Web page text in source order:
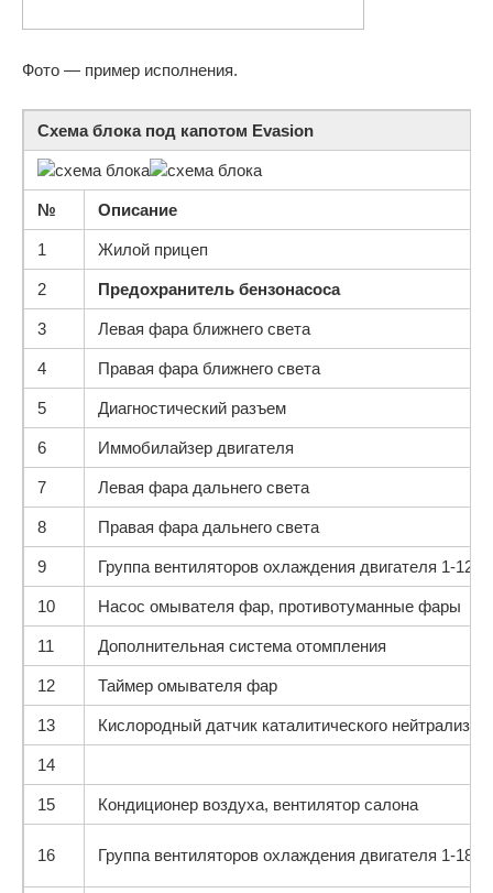
Фото — пример исполнения.
Схема блока под капотом Evasion
№ Описание
1 Жилой прицеп
2 Предохранитель бензонасоса
3 Левая фара ближнего света
4 Правая фара ближнего света
5 Диагностический разъем
6 Иммобилайзер двигателя
7 Левая фара дальнего света
8 Правая фара дальнего света
9 Группа вентиляторов охлаждения двигателя 1-120
10 Насос омывателя фар, противотуманные фары
11 Дополнительная система отомпления
12 Таймер омывателя фар
13 Кислородный датчик каталитического
14
15 Кондиционер воздуха, вентилятор салона
16 Группа вентиляторов охлаждения двигателя 1-180